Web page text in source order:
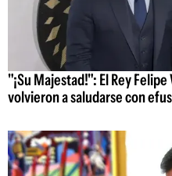
"¡Su Majestad!": El Rey
volvieron a saludarse con